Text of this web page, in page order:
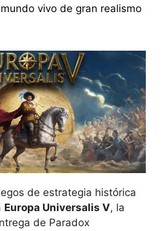
vivo de gran realismo
de estrategia histórica
Europa Universalis V, la
de Paradox